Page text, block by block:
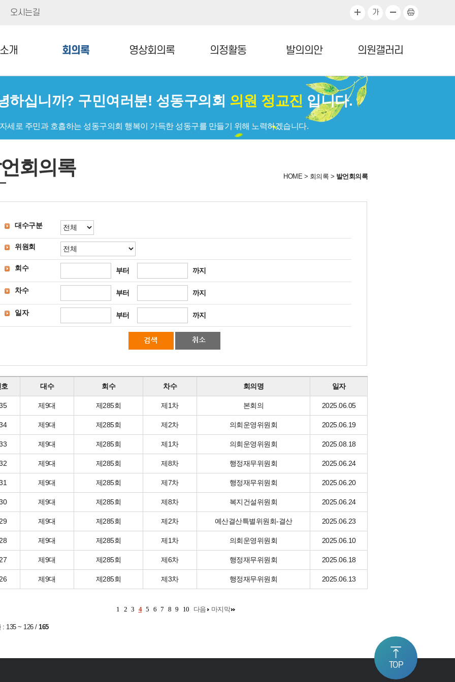
오시는길 가
개 회의록 영상회의록 의정활동 발의의안 의원갤러리
하십니까? 구민여러분! 성동구의회 의원 정교진 입니다.
세로 주민과 호흡하는 성동구의회 행복이 가득한 성동구를 만들기 위해 노력하겠습니다.
회의록 HOME> 회의록 > 발언회의록
대수구분
위원회
회수 부터 까지
차수 부터 까지
일자 부터 까지
대수 회수 차수 회의명 일자
제9대 제285회 제1차 본회의 2025.06.05
제9대 제285회 제2차 의회운영위원회 2025.06.19
제9대 제285회 제1차 의회운영위원회 2025.08.18
제9대 제285회 제8차 행정재무위원회 2025.06.24
제9대 제285회 제7차 행정재무위원회 2025.06.20
제9대 제285회 제8차 복지건설위원회 2025.06.24
제9대 제285회 제2차 예산결산특별위원회-결산 2025.06.23
제9대 제285회 제1차 의회운영위원회 2025.06.10
제9대 제285회 제6차 행정재무위원회 2025.06.18
제9대 제285회 제3차 행정재무위원회 2025.06.13
1 2 3 4 5 6 7 8 9 10 다음 마지막
: 135 ~ 126/ 165
TOP